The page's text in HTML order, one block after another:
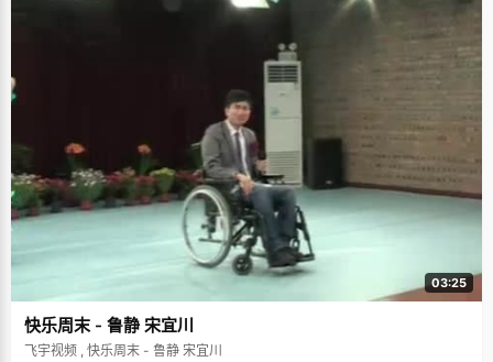
03:25
快乐周末 - 鲁静 宋宜川
飞宇视频 , 快乐周末 - 鲁静 宋宜川